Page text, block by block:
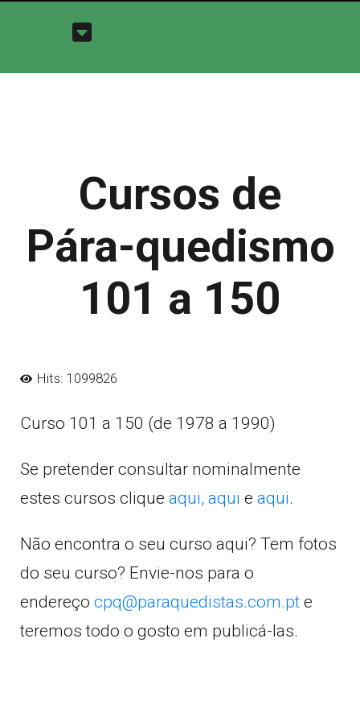
Cursos de
Pára-quedismo
101 a 150
Hits: 1099826
Curso 101 a 150 (de 1978 a 1990)
Se pretender consultar nominalmente
estes cursos clique aqui, aqui e aqui.
Não encontra o seu curso aqui? Tem fotos
do seu curso? Envie-nos para o
endereço cpq@paraquedistas.com.pt e
teremos todo o gosto em publicá-las.